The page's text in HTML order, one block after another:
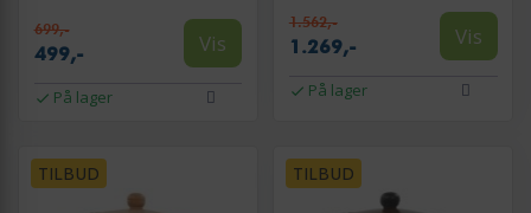
699,-
499,- Vis
På lager
1.562,-
1.269,- Vis
På lager
TILBUD TILBUD